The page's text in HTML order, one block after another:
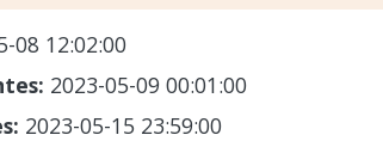
08 12:02:00
2023-05-09 00:01:00
2023-05-15 23:59:00